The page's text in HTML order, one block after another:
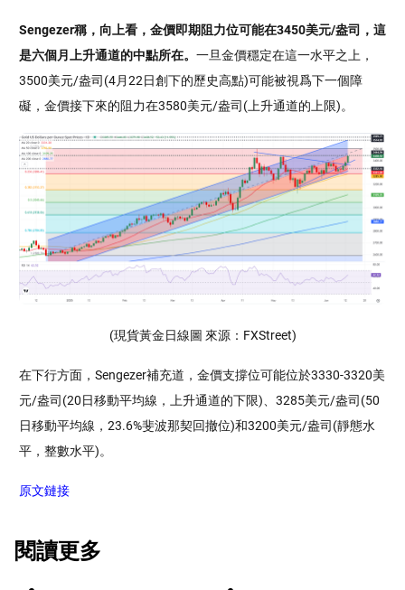
Sengezer稱，向上看，金價即期阻力位可能在3450美元/盎司，這
是六個月上升通道的中點所在。 一旦金價穩定在這一水平之上，
3500美元/盎司(4月22日創下的歷史高點)可能被視爲下一個障
礙，金價接下來的阻力在3580美元/盎司(上升通道的上限)。
(現貨黃金日線圖 來源：FXStreet)
在下行方面，Sengezer補充道，金價支撐位可能位於3330-3320美
元/盎司(20日移動平均線，上升通道的下限)、3285美元/盎司(50
日移動平均線，23.6%斐波那契回撤位)和3200美元/盎司(靜態水
平，整數水平)。
原文鏈接
閱讀更多